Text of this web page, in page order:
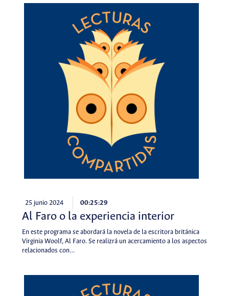
25 junio 2024 00:25:29
Al Faro o la experiencia interior
En este programa se abordará la novela de la escritora británica
Virginia Woolf, Al Faro. Se realizrá un acercamiento a los aspectos
relacionados con…